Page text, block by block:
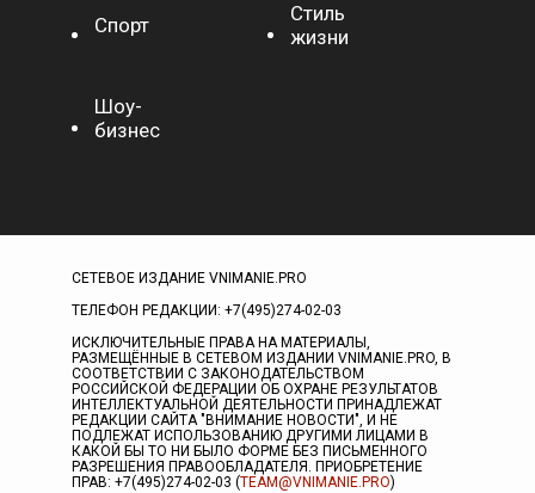
Спорт
Стиль
жизни
Шоу-
бизнес
СЕТЕВОЕ ИЗДАНИЕ VNIMANIE.PRO
ТЕЛЕФОН РЕДАКЦИИ: +7(495)274-02-03
ИСКЛЮЧИТЕЛЬНЫЕ ПРАВА НА МАТЕРИАЛЫ,
РАЗМЕЩЁННЫЕ В СЕТЕВОМ ИЗДАНИИ VNIMANIE.PRO, В
СООТВЕТСТВИИ С ЗАКОНОДАТЕЛЬСТВОМ
РОССИЙСКОЙ ФЕДЕРАЦИИ ОБ ОХРАНЕ РЕЗУЛЬТАТОВ
ИНТЕЛЛЕКТУАЛЬНОЙ ДЕЯТЕЛЬНОСТИ ПРИНАДЛЕЖАТ
РЕДАКЦИИ САЙТА "ВНИМАНИЕ НОВОСТИ", И НЕ
ПОДЛЕЖАТ ИСПОЛЬЗОВАНИЮ ДРУГИМИ ЛИЦАМИ В
КАКОЙ БЫ ТО НИ БЫЛО ФОРМЕ БЕЗ ПИСЬМЕННОГО
РАЗРЕШЕНИЯ ПРАВООБЛАДАТЕЛЯ. ПРИОБРЕТЕНИЕ
ПРАВ: +7(495)274-02-03 (TEAM@VNIMANIE.PRO)